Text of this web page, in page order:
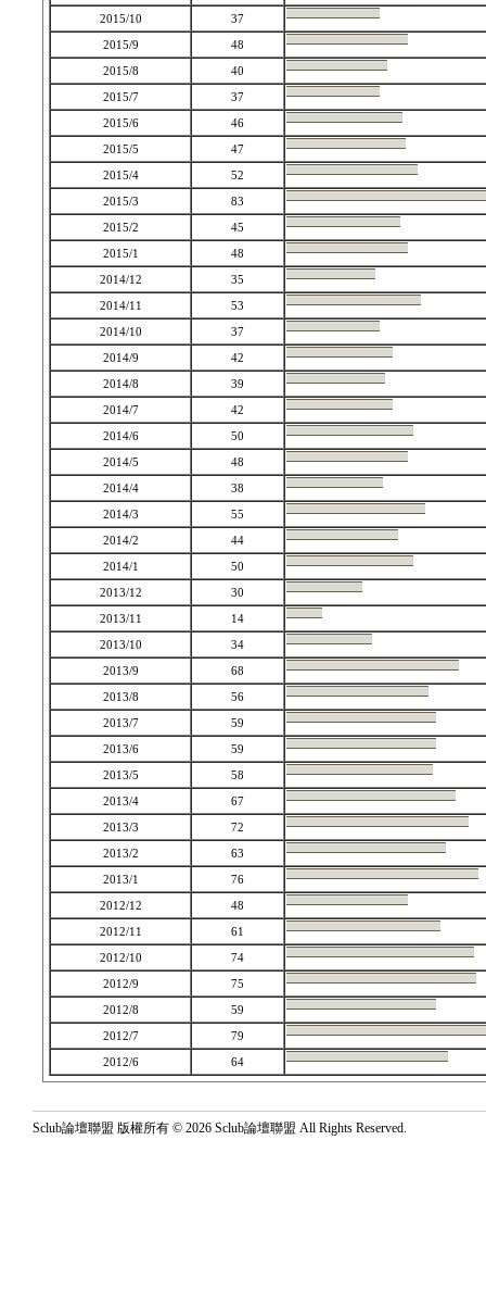
2015/10
37
2015/9
48
2015/8
40
2015/7
37
2015/6
46
2015/5
47
2015/4
52
2015/3
83
2015/2
45
2015/1
48
2014/12
35
2014/11
53
2014/10
37
2014/9
42
2014/8
39
2014/7
42
2014/6
50
2014/5
48
2014/4
38
2014/3
55
2014/2
44
2014/1
50
2013/12
30
2013/11
14
2013/10
34
2013/9
68
2013/8
56
2013/7
59
2013/6
59
2013/5
58
2013/4
67
2013/3
72
2013/2
63
2013/1
76
2012/12
48
2012/11
61
2012/10
74
2012/9
75
2012/8
59
2012/7
79
2012/6
64
Sclub論壇聯盟 版權所有 © 2026 Sclub論壇聯盟 All Rights Reserved.